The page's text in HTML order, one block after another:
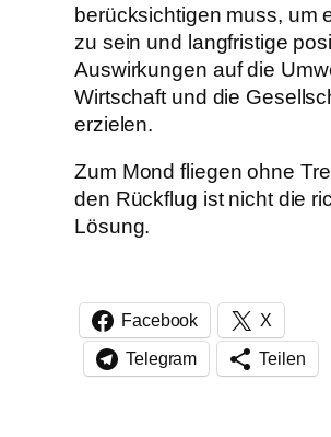
berücksichtigen muss, um
zu sein und langfristige
Auswirkungen auf die
Wirtschaft und die
erzielen.
Zum Mond fliegen ohne
den Rückflug ist nicht die
Lösung.
Facebook X
Telegram Teilen